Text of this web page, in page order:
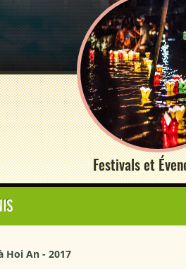
Festivals et
An - 2017